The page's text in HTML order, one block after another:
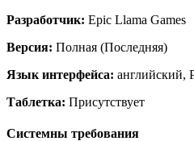
Разработчик: Epic Llama Games
Версия: Полная (Последняя)
Язык интерфейса: английский,
Таблетка: Присутствует
Системны требования